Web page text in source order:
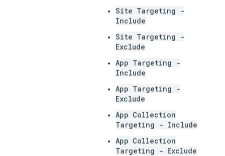
Site Targeting -
Include
Site Targeting -
Exclude
App Targeting -
Include
App Targeting -
Exclude
App Collection
Targeting - Include
App Collection
Targeting - Exclude